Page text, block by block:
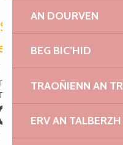
AN DOURVEN
BEG BIC’HID
TRAOÑIENN AN
ERV AN TALBERZH
€